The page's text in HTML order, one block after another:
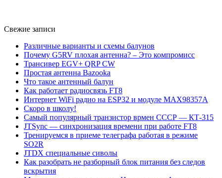
Свежие записи
Различные варианты и схемы балунов
Почему G5RV плохая антенна? – Это компромисс
Трансивер EGV+ QRP CW
Простая антенна Bazooka
Что такое антенный балун
Как работает радиосвязь FT8
Интернет WiFi радио на ESP32 и модуле MAX98357A
Скоро в школу!
Самый популярный транзистор врмен СССР — КТ-315
JTSync — синхронизация времени при работе FT8
Тренируемся в приеме телеграфа работая в режиме
SO2R
JTDX специальные сиволы
Как разобрать не разборный блок питания без следов
вскрытия